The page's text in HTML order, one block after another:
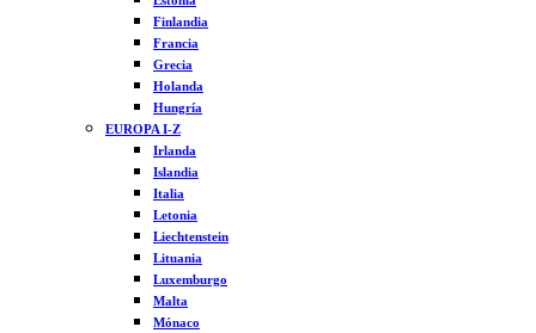
Finlandia
Francia
Grecia
Holanda
Hungría
EUROPA I-Z
Irlanda
Islandia
Italia
Letonia
Liechtenstein
Lituania
Luxemburgo
Malta
Mónaco